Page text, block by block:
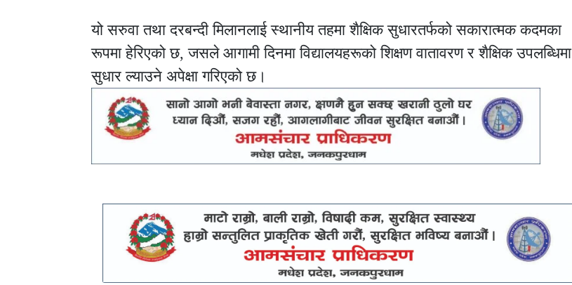
यो सरुवा तथा दरबन्दी मिलानलाई स्थानीय तहमा शैक्षिक सुधारतर्फको सकारात्मक कदमका
रूपमा हेरिएको छ, जसले आगामी दिनमा विद्यालयहरूको शिक्षण वातावरण र शैक्षिक उपलब्धिमा
सुधार ल्याउने अपेक्षा गरिएको छ।